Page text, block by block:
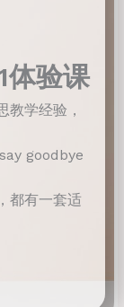
体验课
教学经验，
goodbye
都有一套适